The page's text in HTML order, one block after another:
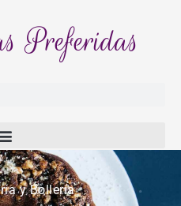
Preferidas
y Bollería